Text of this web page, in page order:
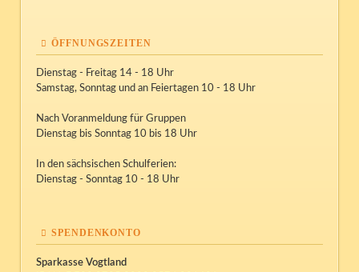
ÖFFNUNGSZEITEN
Dienstag - Freitag 14 - 18 Uhr
Samstag, Sonntag und an Feiertagen 10 - 18 Uhr
Nach Voranmeldung für Gruppen
Dienstag bis Sonntag 10 bis 18 Uhr
In den sächsischen Schulferien:
Dienstag - Sonntag 10 - 18 Uhr
SPENDENKONTO
Sparkasse Vogtland